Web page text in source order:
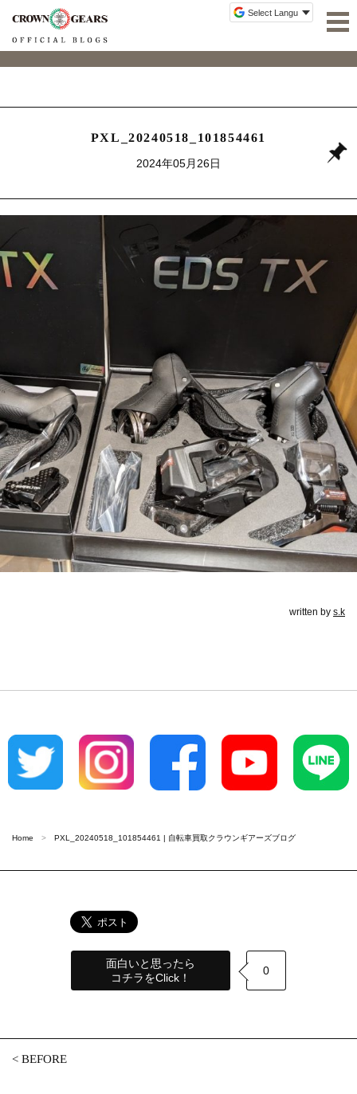
PXL_20240518_101854461
2024年05月26日
written by s.k
Home PXL_20240518_101854461 | 自転車買取クラウンギアーズブログ
面白いと思ったら
コチラをClick！
0
<BEFORE